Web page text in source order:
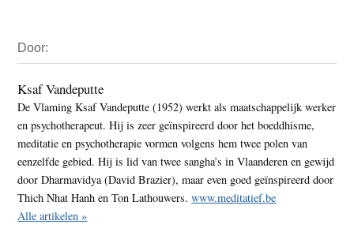
Sidebar
Door:
Ksaf Vandeputte
De Vlaming Ksaf Vandeputte (1952) werkt als maatschappelijk werker
en psychotherapeut. Hij is zeer geïnspireerd door het boeddhisme,
meditatie en psychotherapie vormen volgens hem twee polen van
eenzelfde gebied. Hij is lid van twee sangha’s in Vlaanderen en gewijd
door Dharmavidya (David Brazier), maar even goed geïnspireerd door
Thich Nhat Hanh en Ton Lathouwers.www.meditatief.be
Alle artikelen »